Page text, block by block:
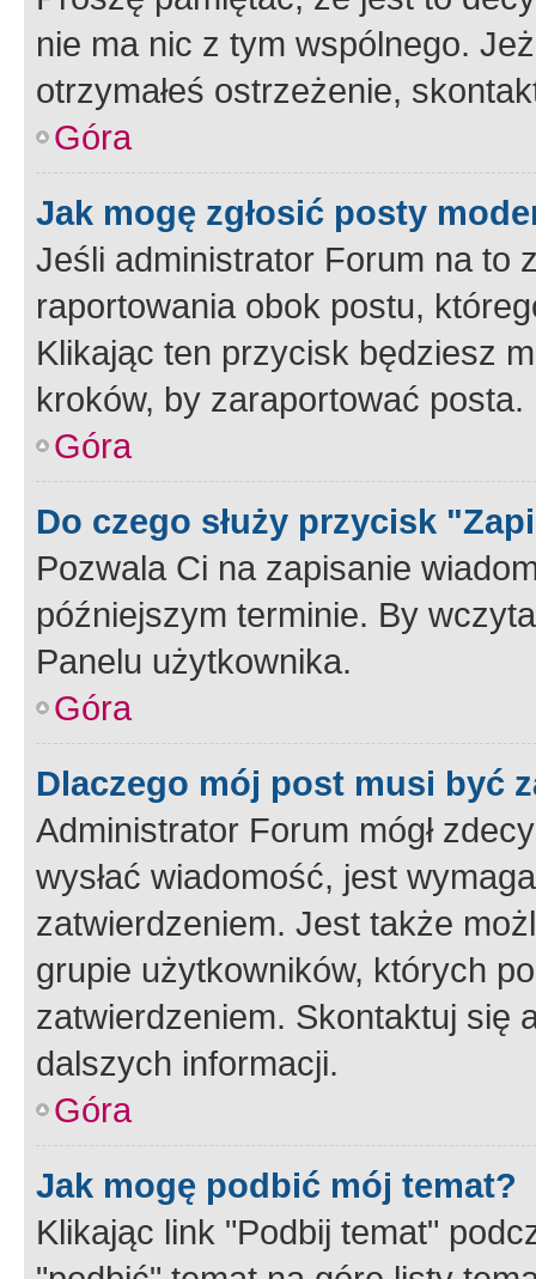
nie ma nic z tym wspólnego.
otrzymałeś ostrzeżenie,
Góra
Jak mogę zgłosić posty
Jeśli administrator Forum na to
raportowania obok postu,
Klikając ten przycisk będziesz
kroków, by zaraportować posta.
Góra
Do czego służy przycisk
Pozwala Ci na zapisanie
późniejszym terminie. By
Panelu użytkownika.
Góra
Dlaczego mój post musi być
Administrator Forum mógł
wysłać wiadomość, jest
zatwierdzeniem. Jest także
grupie użytkowników, których
zatwierdzeniem. Skontaktuj się
dalszych informacji.
Góra
Jak mogę podbić mój temat?
Klikając link "Podbij temat"